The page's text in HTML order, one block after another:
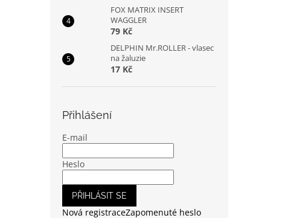
FOX MATRIX INSERT
WAGGLER
79 Kč
DELPHIN Mr.ROLLER - vlasec
na žaluzie
17 Kč
Přihlášení
E-mail
Heslo
PŘIHLÁSIT SE
Nová registraceZapomenuté heslo